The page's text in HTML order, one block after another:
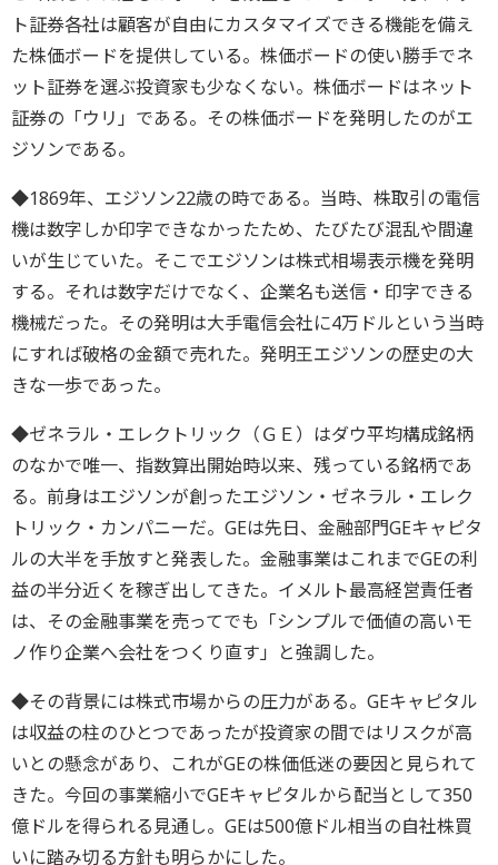
ト証券各社は顧客が自由にカスタマイズできる機能を備え
た株価ボードを提供している。株価ボードの使い勝手でネ
ット証券を選ぶ投資家も少なくない。株価ボードはネット
証券の「ウリ」である。その株価ボードを発明したのがエ
ジソンである。
◆1869年、エジソン22歳の時である。当時、株取引の電信
機は数字しか印字できなかったため、たびたび混乱や間違
いが生じていた。そこでエジソンは株式相場表示機を発明
する。それは数字だけでなく、企業名も送信・印字できる
機械だった。その発明は大手電信会社に4万ドルという当時
にすれば破格の金額で売れた。発明王エジソンの歴史の大
きな一歩であった。
◆ゼネラル・エレクトリック（ＧＥ）はダウ平均構成銘柄
のなかで唯一、指数算出開始時以来、残っている銘柄であ
る。前身はエジソンが創ったエジソン・ゼネラル・エレク
トリック・カンパニーだ。GEは先日、金融部門GEキャピタ
ルの大半を手放すと発表した。金融事業はこれまでGEの利
益の半分近くを稼ぎ出してきた。イメルト最高経営責任者
は、その金融事業を売ってでも「シンプルで価値の高いモ
ノ作り企業へ会社をつくり直す」と強調した。
◆その背景には株式市場からの圧力がある。GEキャピタル
は収益の柱のひとつであったが投資家の間ではリスクが高
いとの懸念があり、これがGEの株価低迷の要因と見られて
きた。今回の事業縮小でGEキャピタルから配当として350
億ドルを得られる見通し。GEは500億ドル相当の自社株買
いに踏み切る方針も明らかにした。